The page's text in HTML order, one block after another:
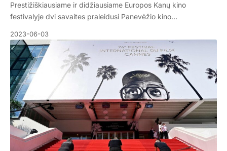
Prestižiškiausiame ir didžiausiame Europos Kanų kino
festivalyje dvi savaites praleidusi Panevėžio kino…
2023-06-03